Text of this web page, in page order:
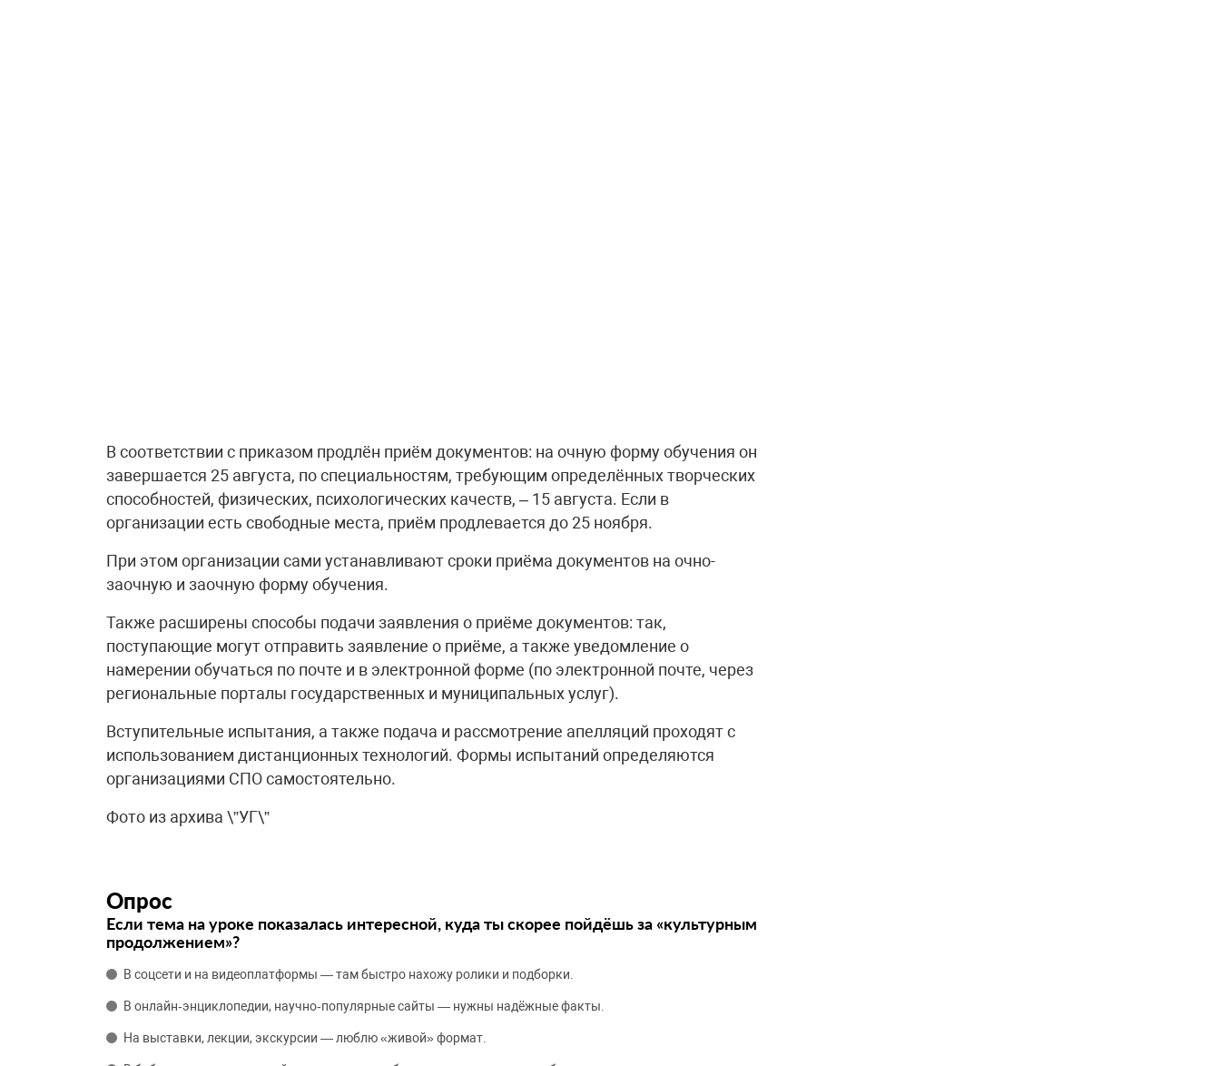
В соответствии с приказом продлён приём документов: на очную форму обучения он
завершается 25 августа, по специальностям, требующим определённых творческих
способностей, физических, психологических качеств, – 15 августа. Если в
организации есть свободные места, приём продлевается до 25 ноября.
При этом организации сами устанавливают сроки приёма документов на очно-
заочную и заочную форму обучения.
Также расширены способы подачи заявления о приёме документов: так,
поступающие могут отправить заявление о приёме, а также уведомление о
намерении обучаться по почте и в электронной форме (по электронной почте, через
региональные порталы государственных и муниципальных услуг).
Вступительные испытания, а также подача и рассмотрение апелляций проходят с
использованием дистанционных технологий. Формы испытаний определяются
организациями СПО самостоятельно.
Фото из архива \”УГ\”
Опрос
Если тема на уроке показалась интересной, куда ты скорее пойдёшь за «культурным
продолжением»?
В соцсети и на видеоплатформы — там быстро нахожу ролики и подборки.
В онлайн‑энциклопедии, научно‑популярные сайты — нужны надёжные факты.
На выставки, лекции, экскурсии — люблю «живой» формат.